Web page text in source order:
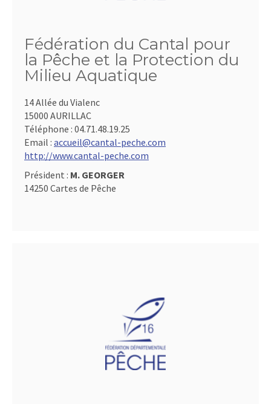
Fédération du Cantal pour
la Pêche et la Protection du
Milieu Aquatique
14 Allée du Vialenc
15000 AURILLAC
Téléphone : 04.71.48.19.25
Email : accueil@cantal-peche.com
http://www.cantal-peche.com
Président : M. GEORGER
14250 Cartes de Pêche